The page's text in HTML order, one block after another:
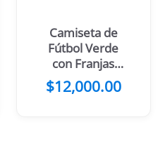
Camiseta de
Fútbol Verde
con Franjas
Centrales
Negro Amarillo
$12,000.00